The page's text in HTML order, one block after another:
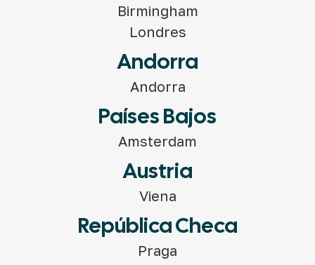
Birmingham
Londres
Andorra
Andorra
Países Bajos
Amsterdam
Austria
Viena
República Checa
Praga